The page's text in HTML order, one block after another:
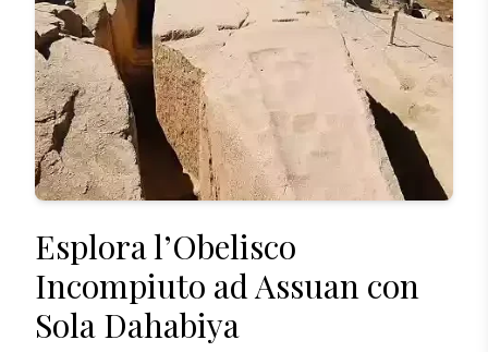
Esplora l’Obelisco
Incompiuto ad Assuan con
Sola Dahabiya